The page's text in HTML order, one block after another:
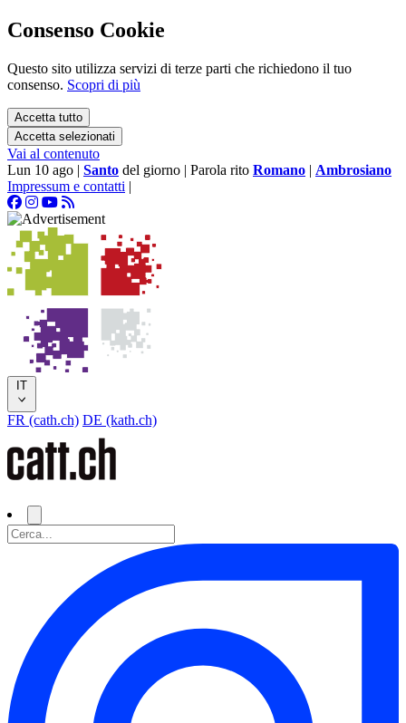
Consenso Cookie
Questo sito utilizza servizi di terze parti che richiedono il tuo
consenso. Scopri di più
Accetta tutto
Accetta selezionati
Vai al contenuto
Lun 10 ago | Santo del giorno | Parola rito Romano | Ambrosiano
Impressum e contatti |
IT
FR (cath.ch) DE (kath.ch)